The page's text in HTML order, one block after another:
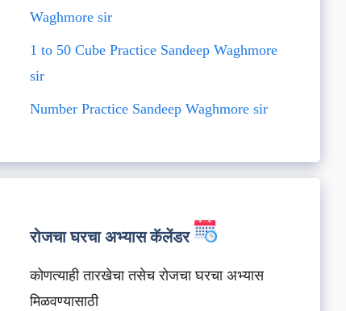
Waghmore sir
1 to 50 Cube Practice Sandeep Waghmore
sir
Number Practice Sandeep Waghmore sir
रोजचा घरचा अभ्यास कॅलेंडर
कोणत्याही तारखेचा तसेच रोजचा घरचा अभ्यास
मिळवण्यासाठी